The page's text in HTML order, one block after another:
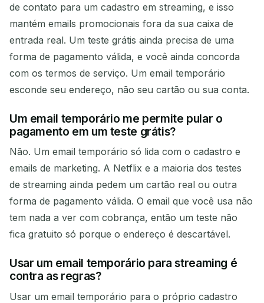
de contato para um cadastro em streaming, e isso
mantém emails promocionais fora da sua caixa de
entrada real. Um teste grátis ainda precisa de uma
forma de pagamento válida, e você ainda concorda
com os termos de serviço. Um email temporário
esconde seu endereço, não seu cartão ou sua conta.
Um email temporário me permite pular o
pagamento em um teste grátis?
Não. Um email temporário só lida com o cadastro e
emails de marketing. A Netflix e a maioria dos testes
de streaming ainda pedem um cartão real ou outra
forma de pagamento válida. O email que você usa não
tem nada a ver com cobrança, então um teste não
fica gratuito só porque o endereço é descartável.
Usar um email temporário para streaming é
contra as regras?
Usar um email temporário para o próprio cadastro